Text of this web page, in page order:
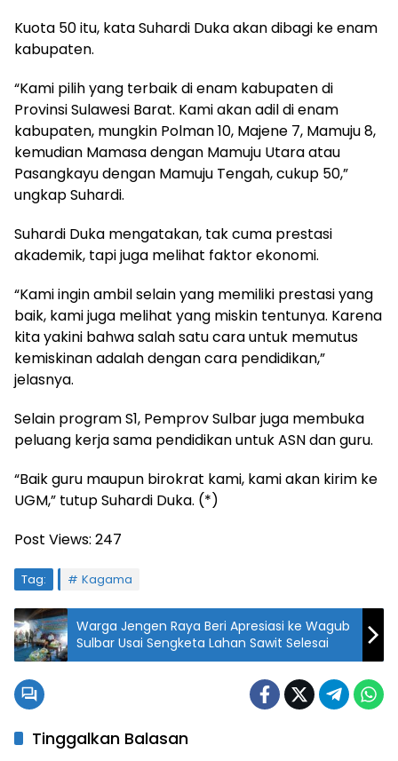
Kuota 50 itu, kata Suhardi Duka akan dibagi ke enam
kabupaten.
“Kami pilih yang terbaik di enam kabupaten di
Provinsi Sulawesi Barat. Kami akan adil di enam
kabupaten, mungkin Polman 10, Majene 7, Mamuju 8,
kemudian Mamasa dengan Mamuju Utara atau
Pasangkayu dengan Mamuju Tengah, cukup 50,”
ungkap Suhardi.
Suhardi Duka mengatakan, tak cuma prestasi
akademik, tapi juga melihat faktor ekonomi.
“Kami ingin ambil selain yang memiliki prestasi yang
baik, kami juga melihat yang miskin tentunya. Karena
kita yakini bahwa salah satu cara untuk memutus
kemiskinan adalah dengan cara pendidikan,”
jelasnya.
Selain program S1, Pemprov Sulbar juga membuka
peluang kerja sama pendidikan untuk ASN dan guru.
“Baik guru maupun birokrat kami, kami akan kirim ke
UGM,” tutup Suhardi Duka. (*)
Post Views: 247
Tag: Kagama
Warga Jengen Raya Beri Apresiasi ke Wagub
Tinggalkan Balasan